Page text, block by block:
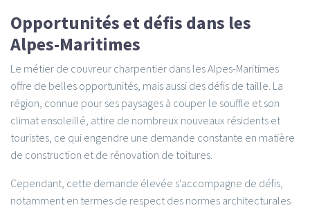
Opportunités et défis dans les
Alpes-Maritimes
Le métier de couvreur charpentier dans les Alpes-Maritimes
offre de belles opportunités, mais aussi des défis de taille. La
région, connue pour ses paysages à couper le souffle et son
climat ensoleillé, attire de nombreux nouveaux résidents et
touristes, ce qui engendre une demande constante en matière
de construction et de rénovation de toitures.
Cependant, cette demande élevée s'accompagne de défis,
notamment en termes de respect des normes architecturales